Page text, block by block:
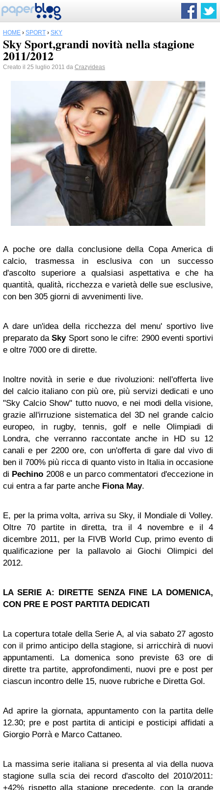
HOME › SPORT › SKY
Sky Sport,grandi novità nella stagione
2011/2012
Creato il 25 luglio 2011 da Crazyideas
A poche ore dalla conclusione della Copa America di
calcio, trasmessa in esclusiva con un successo
d'ascolto superiore a qualsiasi aspettativa e che ha
quantità, qualità, ricchezza e varietà delle sue esclusive,
con ben 305 giorni di avvenimenti live.
A dare un'idea della ricchezza del menu' sportivo live
preparato daSkySport sono le cifre: 2900 eventi sportivi
e oltre 7000 ore di dirette.
Inoltre novità in serie e due rivoluzioni: nell'offerta live
del calcio italiano con più ore, più servizi dedicati e uno
"Sky Calcio Show" tutto nuovo, e nei modi della visione,
grazie all'irruzione sistematica del 3D nel grande calcio
europeo, in rugby, tennis, golf e nelle Olimpiadi di
Londra, che verranno raccontate anche in HD su 12
canali e per 2200 ore, con un'offerta di gare dal vivo di
ben il 700% più ricca di quanto visto in Italia in occasione
di Pechino 2008 e un parco commentatori d'eccezione in
cui entra a far parte anche Fiona May.
E, per la prima volta, arriva su Sky, il Mondiale di Volley.
Oltre 70 partite in diretta, tra il 4 novembre e il 4
dicembre 2011, per la FIVB World Cup, primo evento di
qualificazione per la pallavolo ai Giochi Olimpici del
2012.
LA SERIE A: DIRETTE SENZA FINE LA DOMENICA,
CON PRE E POST PARTITA DEDICATI
La copertura totale della Serie A, al via sabato 27 agosto
con il primo anticipo della stagione, si arricchirà di nuovi
appuntamenti. La domenica sono previste 63 ore di
dirette tra partite, approfondimenti, nuovi pre e post per
ciascun incontro delle 15, nuove rubriche e Diretta Gol.
Ad aprire la giornata, appuntamento con la partita delle
12.30; pre e post partita di anticipi e posticipi affidati a
Giorgio Porrà e Marco Cattaneo.
La massima serie italiana si presenta al via della nuova
stagione sulla scia dei record d'ascolto del 2010/2011:
+42% rispetto alla stagione precedente, con la grande